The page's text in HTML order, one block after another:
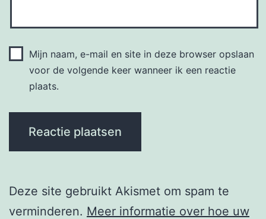
Mijn naam, e-mail en site in deze browser opslaan
voor de volgende keer wanneer ik een reactie
plaats.
Deze site gebruikt Akismet om spam te
verminderen. Meer informatie over hoe uw